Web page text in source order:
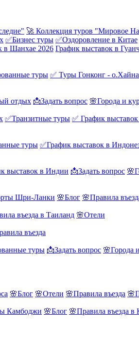
🚀 Коллекция туров "Мировое
✅Бизнес туры ✅Оздоровление в Китае
в Шанхае 2026 График выставок в
туры ✅ Туры Гонконг -
отдых 📩Задать вопрос 🌸Города и
✅Транзитные туры ✅ График
туры ✅График выставок в
выставок в Индии 📩Задать вопрос
Шри-Ланки 🌸Блог 🌸Правила
въезда в Таиланд 🌸Отели
въезда
туры 📩Задать вопрос 🌸Города
🌸Блог 🌸Отели 🌸Правила въезда
Камбоджи 🌸Блог 🌸Правила въезда в